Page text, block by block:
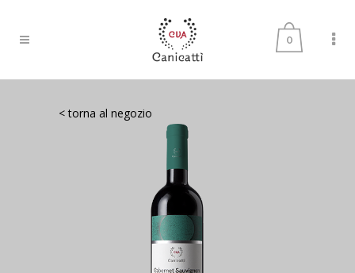
0
< torna al negozio